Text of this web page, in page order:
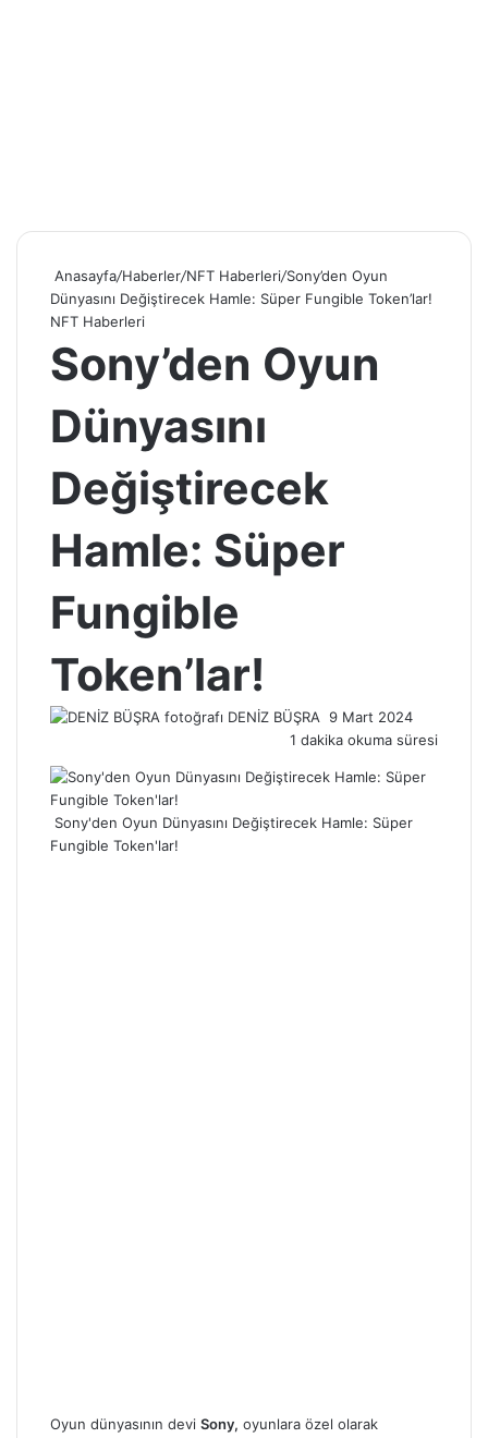
Anasayfa/Haberler/NFT Haberleri/Sony’den Oyun
Dünyasını Değiştirecek Hamle: Süper Fungible Token’lar!
NFT Haberleri
Sony’den Oyun
Dünyasını
Değiştirecek
Hamle: Süper
Fungible
Token’lar!
DENİZ BÜŞRA Bir
e-
göndermek
9 Mart 2024
1 dakika okuma süresi
Sony'den Oyun Dünyasını Değiştirecek Hamle: Süper
Fungible Token'lar!
Oyun dünyasının devi Sony, oyunlara özel olarak